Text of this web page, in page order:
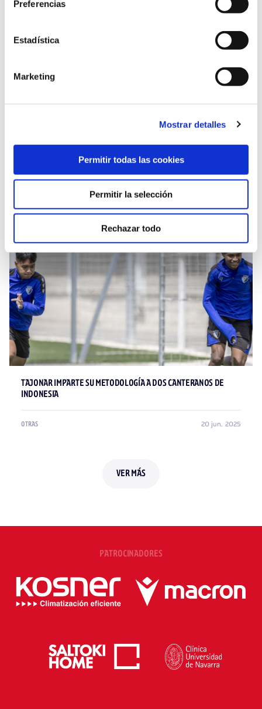
Preferencias
Estadística
Marketing
Mostrar detalles
Permitir todas las cookies
Permitir la selección
Rechazar todo
ALESSIO LISCI, NUEVO ENTRENADOR DE OSASUNA
TAJONAR IMPARTE SU METODOLOGÍA A DOS CANTERANOS DE
INDONESIA
OTRAS 20 jun. 2025
VER MÁS
PATROCINADORES